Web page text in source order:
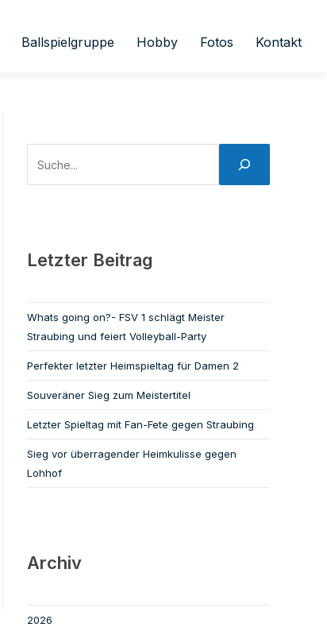
Ballspielgruppe Hobby Fotos Kontakt
Letzter Beitrag
Whats going on?- FSV 1 schlägt Meister
Straubing und feiert Volleyball-Party
Perfekter letzter Heimspieltag für Damen 2
Souveräner Sieg zum Meistertitel
Letzter Spieltag mit Fan-Fete gegen Straubing
Sieg vor überragender Heimkulisse gegen
Lohhof
Archiv
2026